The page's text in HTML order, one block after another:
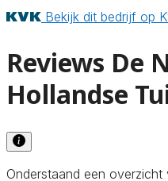
Bekijk dit bedrijf op
Reviews De
Hollandse
Onderstaand een